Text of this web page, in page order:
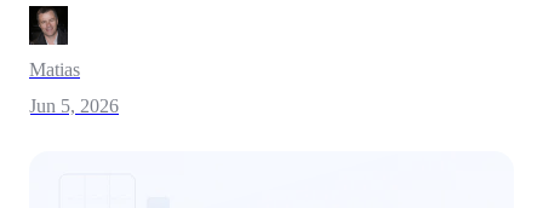
Matias
Jun 5, 2026